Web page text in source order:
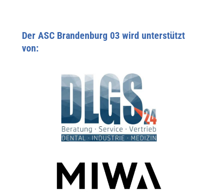
Der ASC Brandenburg 03 wird unterstützt
von: